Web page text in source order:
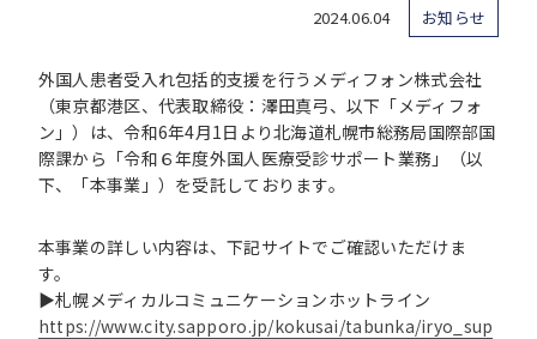
2024.06.04 お知らせ
外国人患者受入れ包括的支援を行うメディフォン株式会社
（東京都港区、代表取締役：澤田真弓、以下「メディフォ
ン」）は、令和6年4月1日より北海道札幌市総務局国際部国
際課から「令和６年度外国人医療受診サポート業務」（以
下、「本事業」）を受託しております。
本事業の詳しい内容は、下記サイトでご確認いただけま
す。
▶札幌メディカルコミュニケーションホットライン
https://www.city.sapporo.jp/kokusai/tabunka/iryo_sup